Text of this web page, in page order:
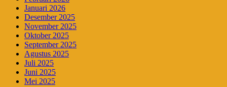
Januari 2026
Desember 2025
November 2025
Oktober 2025
September 2025
Agustus 2025
Juli 2025
Juni 2025
Mei 2025